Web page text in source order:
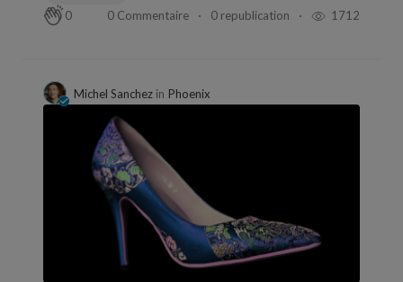
0
0 Commentaire 0 republication 1712
Michel Sanchez in Phoenix